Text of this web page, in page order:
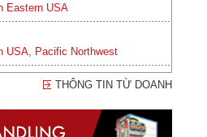
Eastern USA
USA, Pacific Northwest
THÔNG TIN TỪ DOANH